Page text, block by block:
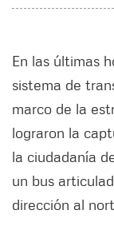
En las últimas
sistema de
marco de la
lograron la
la ciudadanía
un bus
dirección al